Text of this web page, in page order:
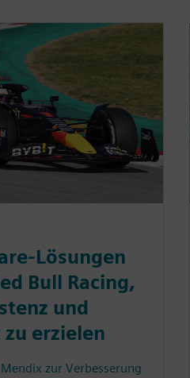
Lösungen
Bull Racing,
und
erzielen
zur Verbesserung